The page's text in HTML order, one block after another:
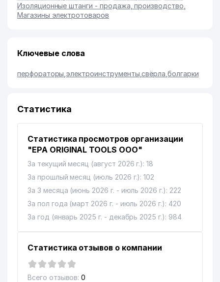
Изоляционные штанги - продажа, производство
Магазины электротоваров
Ключевые слова
перфораторы электроинструменты ,свёрла ,болгарки
Статистика
Статистика просмотров организации
"EPA ORIGINAL TOOLS ООО"
За текущий месяц (август 2026 г.): 18
За прошлый месяц (июль 2026 г.): 102
За 3 месяца (июнь 2026 г. - июль 2026 г.): 222
За пол года (март 2026 г. - июль 2026 г.): 420
За год (январь 2025 г. - декабрь 2025 г.): 984
Статистика отзывов о компании
Всего отзывов: 0